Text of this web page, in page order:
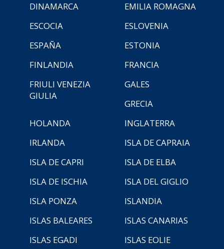
DINAMARCA
EMILIA ROMAGNA
ESCOCIA
ESLOVENIA
ESPAÑA
ESTONIA
FINLANDIA
FRANCIA
FRIULI VENEZIA
GIULIA
GALES
GRECIA
HOLANDA
INGLATERRA
IRLANDA
ISLA DE CAPRAIA
ISLA DE CAPRI
ISLA DE ELBA
ISLA DE ISCHIA
ISLA DEL GIGLIO
ISLA PONZA
ISLANDIA
ISLAS BALEARES
ISLAS CANARIAS
ISLAS EGADI
ISLAS EOLIE